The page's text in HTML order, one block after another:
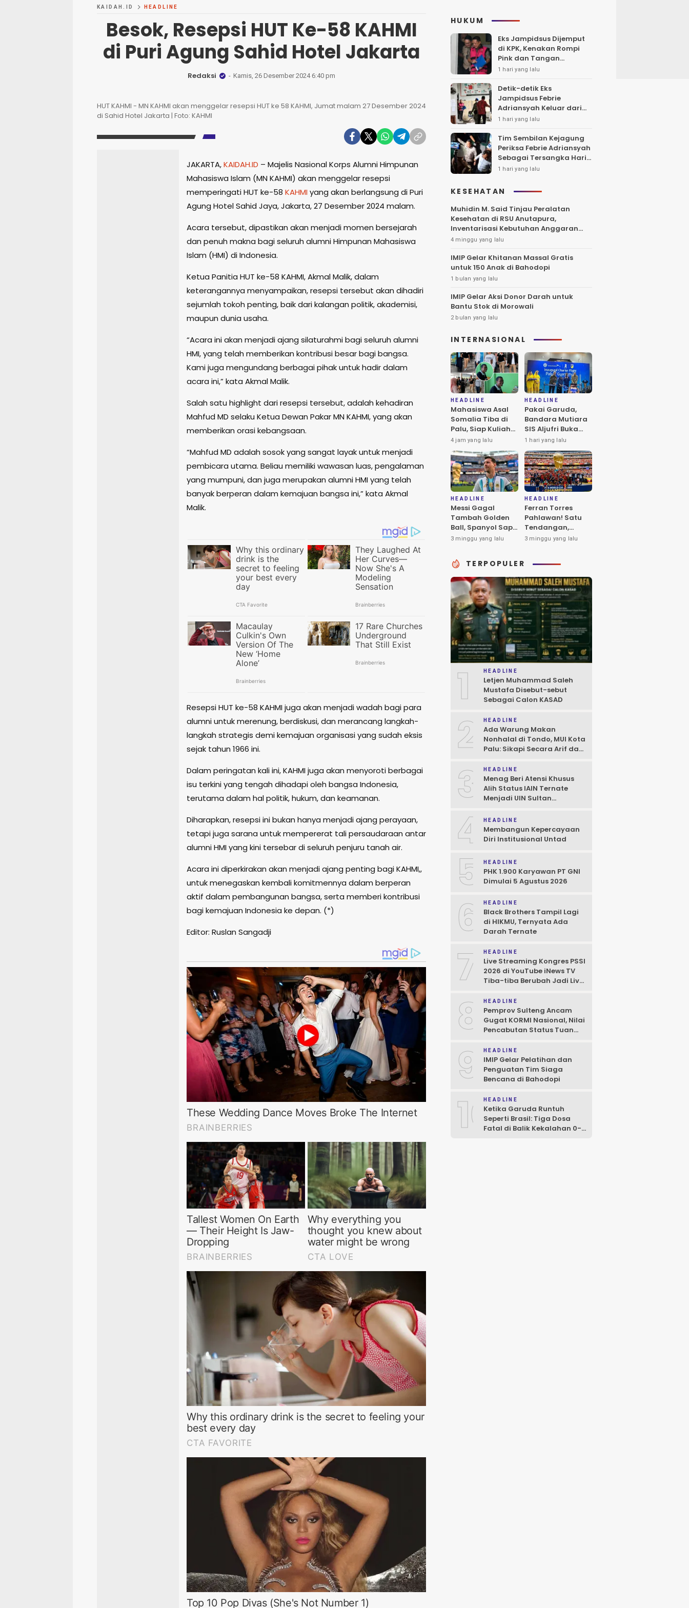
KAIDAH.ID HEADLINE
Besok, Resepsi HUT Ke-58 KAHMI
di Puri Agung Sahid Hotel Jakarta
Redaksi Kamis, 26 Desember 2024 6:40 pm
HUT KAHMI - MN KAHMI akan menggelar resepsi HUT ke 58 KAHMI, Jumat malam 27 Desember 2024
di Sahid Hotel Jakarta | Foto: KAHMI
JAKARTA,KAIDAH.ID – Majelis Nasional Korps Alumni Himpunan
Mahasiswa Islam (MN KAHMI) akan menggelar resepsi
memperingati HUT ke-58 KAHMIyang akan berlangsung di Puri
Agung Hotel Sahid Jaya, Jakarta, 27 Desember 2024 malam.
Acara tersebut, dipastikan akan menjadi momen bersejarah
dan penuh makna bagi seluruh alumni Himpunan Mahasiswa
Islam (HMI) di Indonesia.
Ketua Panitia HUT ke-58 KAHMI, Akmal Malik, dalam
keterangannya menyampaikan, resepsi tersebut akan dihadiri
sejumlah tokoh penting, baik dari kalangan politik, akademisi,
maupun dunia usaha.
“Acara ini akan menjadi ajang silaturahmi bagi seluruh alumni
HMI, yang telah memberikan kontribusi besar bagi bangsa.
Kami juga mengundang berbagai pihak untuk hadir dalam
acara ini,” kata Akmal Malik.
Salah satu highlight dari resepsi tersebut, adalah kehadiran
Mahfud MD selaku Ketua Dewan Pakar MN KAHMI, yang akan
memberikan orasi kebangsaan.
“Mahfud MD adalah sosok yang sangat layak untuk menjadi
pembicara utama. Beliau memiliki wawasan luas, pengalaman
yang mumpuni, dan juga merupakan alumni HMI yang telah
banyak berperan dalam kemajuan bangsa ini,” kata Akmal
Malik.
Resepsi HUT ke-58 KAHMI juga akan menjadi wadah bagi para
alumni untuk merenung, berdiskusi, dan merancang langkah-
langkah strategis demi kemajuan organisasi yang sudah eksis
sejak tahun 1966 ini.
Dalam peringatan kali ini, KAHMI juga akan menyoroti berbagai
isu terkini yang tengah dihadapi oleh bangsa Indonesia,
terutama dalam hal politik, hukum, dan keamanan.
Diharapkan, resepsi ini bukan hanya menjadi ajang perayaan,
tetapi juga sarana untuk mempererat tali persaudaraan antar
alumni HMI yang kini tersebar di seluruh penjuru tanah air.
Acara ini diperkirakan akan menjadi ajang penting bagi KAHMI,,
untuk menegaskan kembali komitmennya dalam berperan
aktif dalam pembangunan bangsa, serta memberi kontribusi
bagi kemajuan Indonesia ke depan. (*)
Editor: Ruslan Sangadji
HUKUM
Eks Jampidsus Dijemput
di KPK, Kenakan Rompi
Pink dan Tangan
Diborgol
1 hari yang lalu
Detik-detik Eks
Jampidsus Febrie
Adriansyah Keluar dari
Rutan KPK dengan Rompi
1 hari yang lalu
Tim Sembilan Kejagung
Periksa Febrie Adriansyah
Sebagai Tersangka Hari
Ini
1 hari yang lalu
KESEHATAN
Muhidin M. Said Tinjau Peralatan
Kesehatan di RSU Anutapura,
Inventarisasi Kebutuhan Anggaran
2027
4 minggu yang lalu
IMIP Gelar Khitanan Massal Gratis
untuk 150 Anak di Bahodopi
1 bulan yang lalu
IMIP Gelar Aksi Donor Darah untuk
Bantu Stok di Morowali
2 bulan yang lalu
INTERNASIONAL
HEADLINE
Mahasiswa Asal
Somalia Tiba di
Palu, Siap Kuliah
di UIN
Datokarama
4 jam yang lalu
HEADLINE
Pakai Garuda,
Bandara Mutiara
SIS Aljufri Buka
Penerbangan
Langsung Palu-
Guangzhou
1 hari yang lalu
HEADLINE
Messi Gagal
Tambah Golden
Ball, Spanyol Sapu
Bersih
Individu Piala
Dunia 2026
3 minggu yang lalu
HEADLINE
Ferran Torres
Pahlawan! Satu
Tendangan,
Spanyol Juara,
3 minggu yang lalu
TERPOPULER
1 HEADLINE
Letjen Muhammad Saleh
Mustafa Disebut-sebut
Sebagai Calon KASAD
2 HEADLINE
Ada Warung Makan
Nonhalal di Tondo, MUI Kota
Palu: Sikapi Secara Arif dan
3 HEADLINE
Menag Beri Atensi Khusus
Alih Status IAIN Ternate
Menjadi UIN Sultan
Natalis
4 HEADLINE
Membangun Kepercayaan
Diri Institusional Untad
5 HEADLINE
PHK 1.900 Karyawan PT GNI
Dimulai 5 Agustus 2026
6 HEADLINE
Black Brothers Tampil Lagi
di HIKMU, Ternyata Ada
Darah Ternate
7 HEADLINE
Live Streaming Kongres PSSI
2026 di YouTube iNews TV
Tiba-tiba Berubah Jadi Live
8 HEADLINE
Pemprov Sulteng Ancam
Gugat KORMI Nasional, Nilai
Pencabutan Status Tuan
Prosedur
9 HEADLINE
IMIP Gelar Pelatihan dan
Penguatan Tim Siaga
Bencana di Bahodopi
10HEADLINE
Ketika Garuda Runtuh
Seperti Brasil: Tiga Dosa
Fatal di Balik Kekalahan 0-3